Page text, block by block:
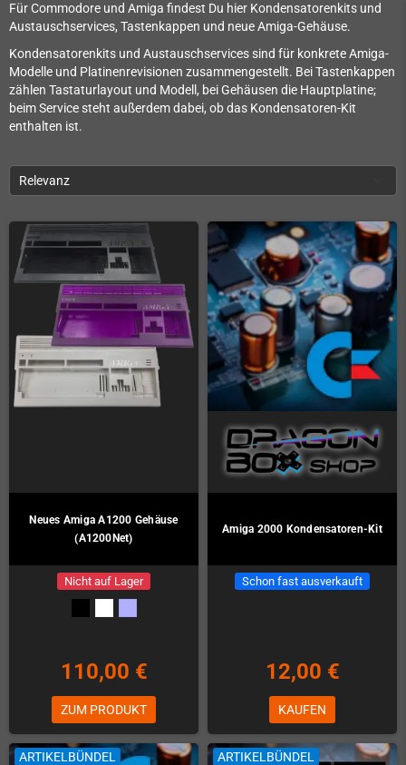
Für Commodore und Amiga findest Du hier Kondensatorenkits und
Austauschservices, Tastenkappen und neue Amiga-Gehäuse.
Kondensatorenkits und Austauschservices sind für konkrete Amiga-
Modelle und Platinenrevisionen zusammengestellt. Bei Tastenkappen
zählen Tastaturlayout und Modell, bei Gehäusen die Hauptplatine;
beim Service steht außerdem dabei, ob das Kondensatoren-Kit
enthalten ist.
Relevanz
Neues Amiga A1200 Gehäuse
(A1200Net)
Nicht auf Lager
110,00 €
ZUM PRODUKT
Amiga 2000 Kondensatoren-Kit
Schon fast ausverkauft
12,00 €
KAUFEN
ARTIKELBÜNDEL ARTIKELBÜNDEL